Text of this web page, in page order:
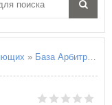
» База